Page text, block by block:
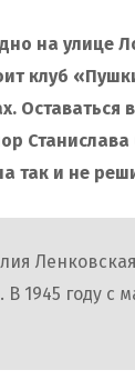
на улице
клуб
Оставаться
так и не
В 1945 году